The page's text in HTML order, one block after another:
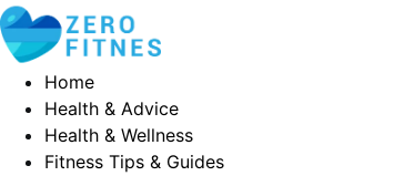
Home
Health & Advice
Health & Wellness
Fitness Tips & Guides